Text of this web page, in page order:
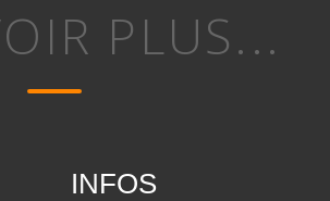
PLUS...
INFOS